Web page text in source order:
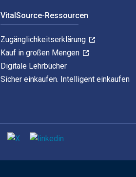
VitalSource-Ressourcen
Zugänglichkeitserklärung
Kauf in großen Mengen
Digitale Lehrbücher
Sicher einkaufen. Intelligent einkaufen